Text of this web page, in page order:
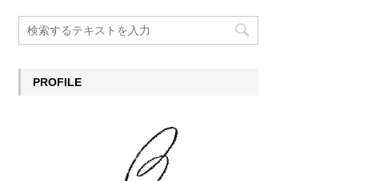
PROFILE